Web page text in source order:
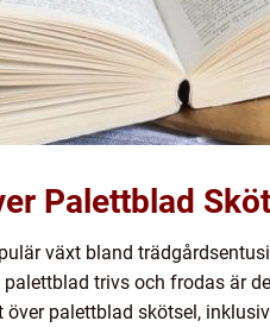
Palettblad
växt bland
trivs och frodas är
över palettblad skötsel,